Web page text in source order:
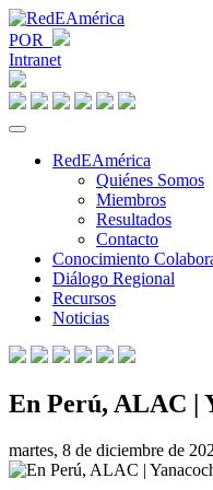
POR
Intranet
RedEAmérica
Quiénes Somos
Miembros
Resultados
Contacto
Conocimiento
Diálogo Regional
Recursos
Noticias
En Perú, ALAC |
martes, 8 de diciembre de